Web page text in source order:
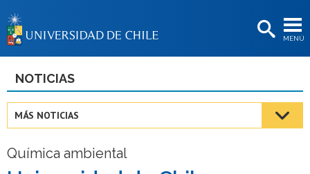
MENÚ
BIBLIOTECAS
Estudiantes
Académicas/os
NOTICIAS
MÁS NOTICIAS
Química ambiental